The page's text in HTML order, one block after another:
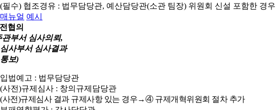
(필수) 협조경유 : 법무담당관, 예산담당관(소관 팀장) 위원회 신설 포함한 경
매뉴얼 예시
협의
관부서 심사의뢰,
심사부서 심사결과
통보)
입법예고 : 법무담당관
(사전)규제심사 : 창의규제담당관
(사전)규제심사 결과 규제사항 있는 경우→④ 규제개혁위원회 절차 추가